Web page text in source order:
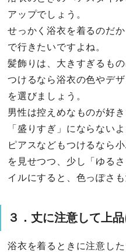
アップでしょう。
せっかく浴衣を着るのだ
で行きたいですよね。
髪飾りは、大きすぎるも
つけるなら浴衣の色やデ
を選びましょう。
男性は控えめなものが好
「盛りすぎ」にならない
ピアスなどもつけるなら
を見せつつ、少し「ゆる
イルにすると、色っぽさも
３．丈に注意して上
浴衣を着るときに注意した